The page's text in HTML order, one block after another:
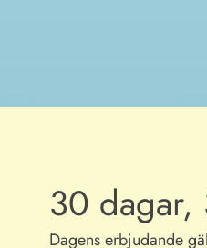
30
Dagens erbjudande